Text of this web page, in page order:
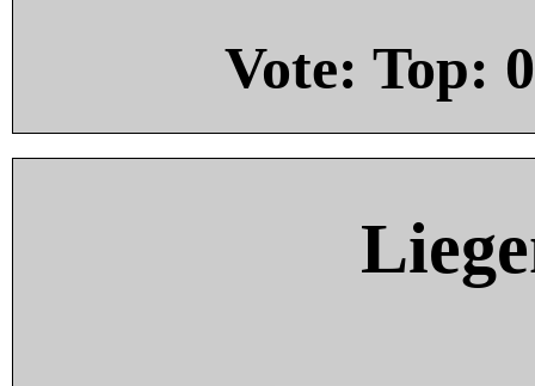
Vote: Top: 0